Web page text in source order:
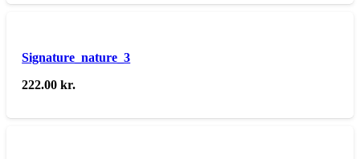
Signature_nature_3
222.00kr.